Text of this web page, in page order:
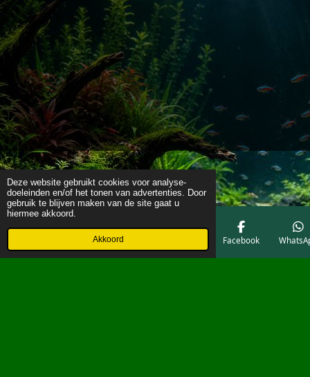
Deze website gebruikt cookies voor analyse-
doeleinden en/of het tonen van advertenties. Door
gebruik te blijven maken van de site gaat u
hiermee akkoord.
Akkoord
Telefoonnummer Facebook